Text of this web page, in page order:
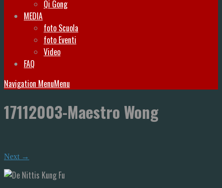
Qi Gong
MEDIA
foto Scuola
foto Eventi
Video
FAQ
Navigation MenuMenu
17112003-Maestro Wong
Next →